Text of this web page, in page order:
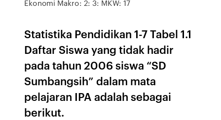
Ekonomi Makro: 2: 3: MKW: 17
Statistika Pendidikan 1-7 Tabel 1.1
Daftar Siswa yang tidak hadir
pada tahun 2006 siswa “SD
Sumbangsih” dalam mata
pelajaran IPA adalah sebagai
berikut.